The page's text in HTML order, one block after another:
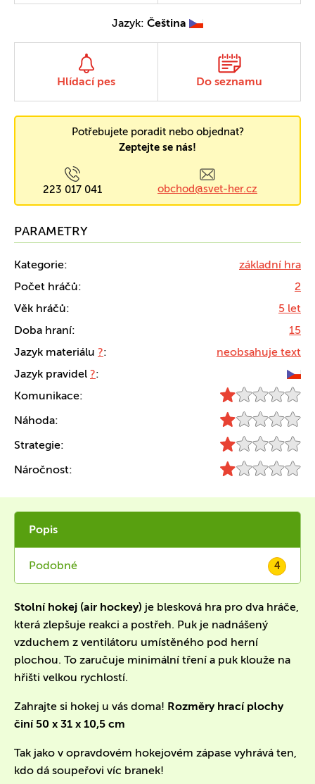
Jazyk: Čeština
Hlídací pes Do seznamu
Potřebujete poradit nebo objednat?
Zeptejte se nás!
223 017 041 obchod@svet-her.cz
PARAMETRY
Kategorie:
základní hra
Počet hráčů:
2
Věk hráčů:
5 let
Doba hraní:
15
Jazyk materiálu ?:
neobsahuje text
Jazyk pravidel ?:
Komunikace:
Náhoda:
Strategie:
Náročnost:
Popis
Podobné 4
Stolní hokej (air hockey) je blesková hra pro dva hráče,
která zlepšuje reakci a postřeh. Puk je nadnášený
vzduchem z ventilátoru umístěného pod herní
plochou. To zaručuje minimální tření a puk klouže na
hřišti velkou rychlostí.
Zahrajte si hokej u vás doma! Rozměry hrací plochy
činí 50 x 31 x 10,5 cm
Tak jako v opravdovém hokejovém zápase vyhrává ten,
kdo dá soupeřovi víc branek!